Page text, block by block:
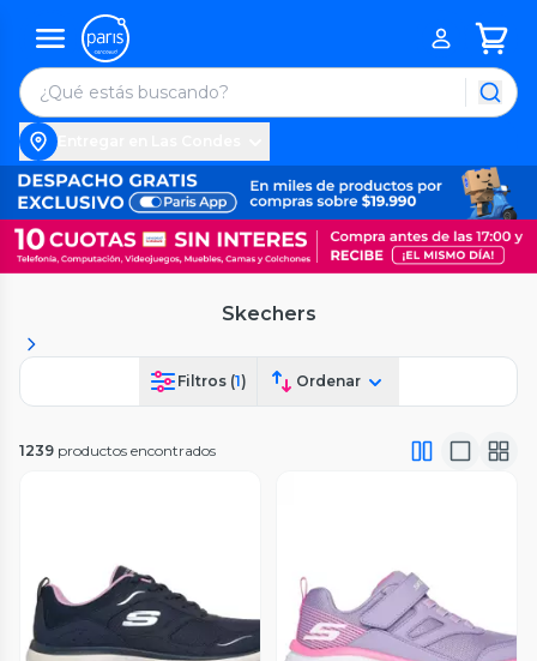
Skechers
Filtros (1) Ordenar
1239 productos encontrados